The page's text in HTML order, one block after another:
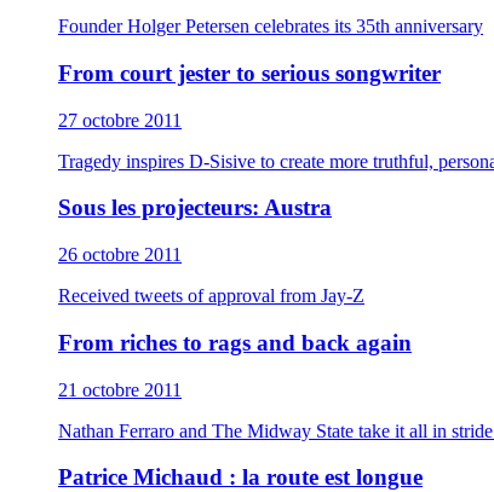
Founder Holger Petersen celebrates its 35th anniversary
From court jester to serious songwriter
27 octobre 2011
Tragedy inspires D-Sisive to create more truthful,
Sous les projecteurs: Austra
26 octobre 2011
Received tweets of approval from Jay-Z
From riches to rags and back again
21 octobre 2011
Nathan Ferraro and The Midway State take it all in
Patrice Michaud : la route est longue